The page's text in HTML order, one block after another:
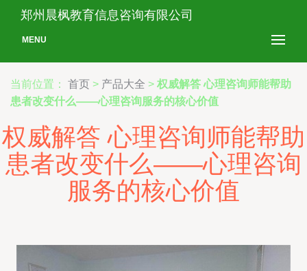
郑州晨枫教育信息咨询有限公司
MENU
当前位置： 首页 > 产品大全 > 权威解答 心理咨询师能帮助
患者改变什么——心理咨询服务的核心价值
权威解答 心理咨询师能帮助
患者改变什么——心理咨询
服务的核心价值